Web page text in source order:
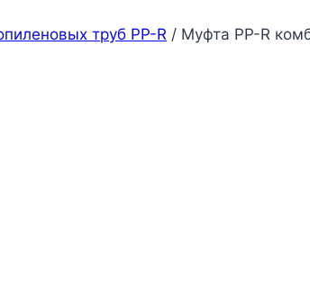
труб PP-R / Муфта PP-R